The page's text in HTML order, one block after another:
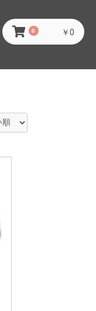
0 ￥0